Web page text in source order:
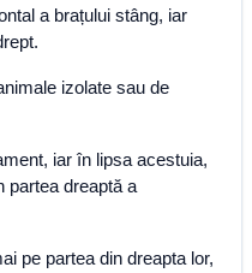
a brațului stâng, iar
izolate sau de
iar în lipsa acestuia,
partea dreaptă a
pe partea din dreapta lor,